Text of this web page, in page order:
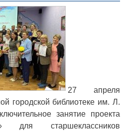
27 апреля
городской библиотеке им. Л.
занятие проекта
для старшеклассников